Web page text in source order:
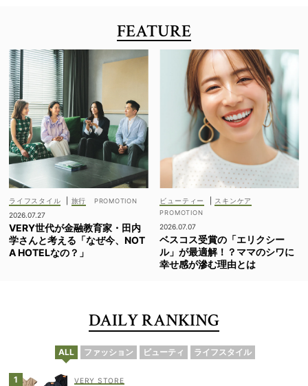
FEATURE
ライフスタイル
旅行
2026.07.27
VERY世代が金融教育家・田内
学さんと考える「なぜ今、NOT
A HOTELなの？」
ビューティー スキンケア
2026.07.07
ベスコス受賞の「エリクシー
ル」が最適解！？ママのシワに
幸せ感が滲む理由とは
DAILY RANKING
ALL ファッション ビューティ ライフスタイル
VERY STORE